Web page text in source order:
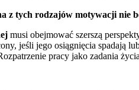
z tych rodzajów motywacji nie
musi obejmować szerszą
jeśli jego osiągnięcia spadają
pracy jako zadania